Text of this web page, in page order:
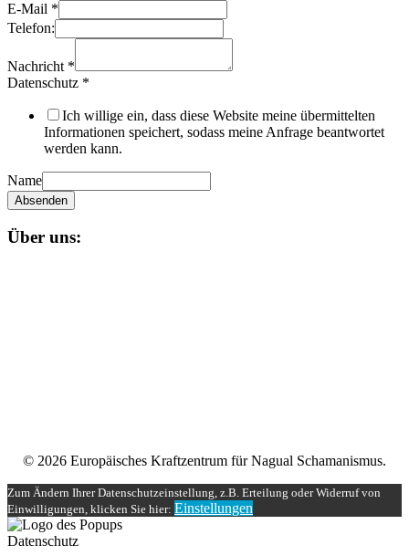
E-Mail *
Telefon:
Nachricht *
Datenschutz *
Ich willige ein, dass diese Website meine übermittelten
Informationen speichert, sodass meine Anfrage beantwortet
werden kann.
Name
Absenden
Über uns:
© 2026 Europäisches Kraftzentrum für Nagual Schamanismus.
Zum Ändern Ihrer Datenschutzeinstellung, z.B. Erteilung oder Widerruf von
Einwilligungen, klicken Sie hier: Einstellungen
Datenschutz